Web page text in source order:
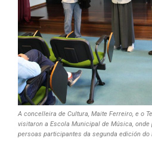
A concelleira de Cultura, Maite Ferreiro, e o
visitaron a Escola Municipal de Música,
persoas participantes da segunda edición do